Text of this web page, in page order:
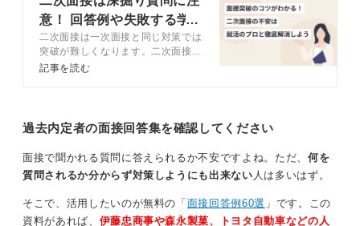
面接の回数は企業によって異なるため一概には言えませ
んが、最終面接までを想定して準備を進めることが重要
です。面接対策に時間をかけ、しっかりと準備しましょ
う。
意！ 回答例や失敗する学
生の特徴を解説
二次面接は一次面接と同じ対策では
突破が難しくなります。二次面接の
特徴や評価基準を理解しておきまし
コンサルタントが解説します。
記事を読む
過去内定者の面接回答集を確認してください
面接で聞かれる質問に答えられるか不安ですよね。ただ、 何を
質問されるか分からず対策しようにも出来ない 人は多いはず。
そこで、活用したいのが無料の「 面接回答例60選 」です。この
資料があれば、 伊藤忠商事や森永製菓、トヨタ自動車などの人